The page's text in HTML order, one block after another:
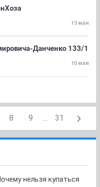
13 мая
Данченко 133/1
10 мая
8 9 ... 31
нельзя купаться